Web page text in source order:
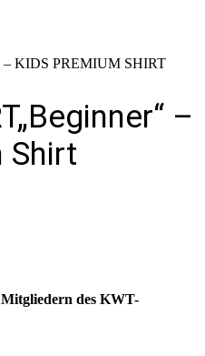
KIDS PREMIUM SHIRT
–
Shirt
Mitgliedern des KWT-